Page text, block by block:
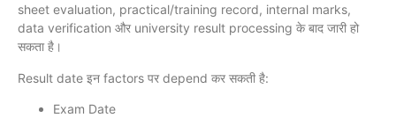
sheet evaluation, practical/training record, internal marks,
data verification और university result processing के बाद जारी हो
सकता है।
Result date इन factors पर depend कर सकती है:
Exam Date